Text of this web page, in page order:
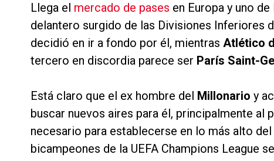
Llega el mercado de pases en Europa y uno
delantero surgido de las Divisiones Inferiores
decidió en ir a fondo por él, mientras Atlético
tercero en discordia parece ser París Saint-
Está claro que el ex hombre del Millonario y
buscar nuevos aires para él, principalmente al
necesario para establecerse en lo más alto
bicampeones de la UEFA Champions League